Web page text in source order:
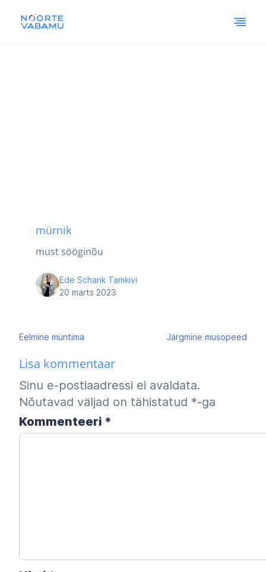
mürnik
must sööginõu
Ede Schank Tamkivi
20 märts 2023
Navigeerimine
Eelmine müntima Järgmine musopeed
Lisa kommentaar
Sinu e-postiaadressi ei avaldata.
Nõutavad väljad on tähistatud *-ga
Kommenteeri *